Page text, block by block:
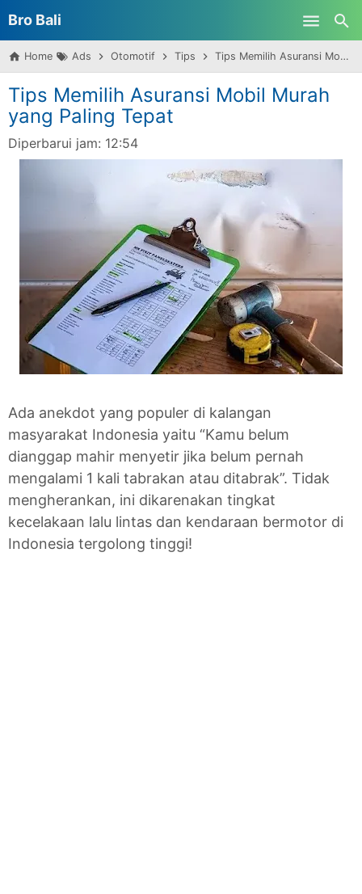
Bro Bali
Home Ads Otomotif Tips Tips Memilih Asuransi Mobil Murah yang Paling Tepat
Tips Memilih Asuransi Mobil Murah
yang Paling Tepat
Diperbarui jam: 12:54
Ada anekdot yang populer di kalangan
masyarakat Indonesia yaitu “Kamu belum
dianggap mahir menyetir jika belum pernah
mengalami 1 kali tabrakan atau ditabrak”. Tidak
mengherankan, ini dikarenakan tingkat
kecelakaan lalu lintas dan kendaraan bermotor di
Indonesia tergolong tinggi!